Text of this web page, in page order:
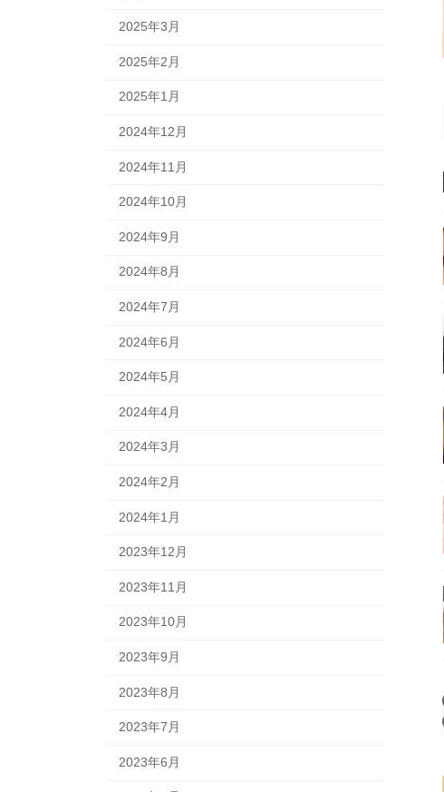
2025年3月
2025年2月
2025年1月
2024年12月
2024年11月
2024年10月
2024年9月
2024年8月
2024年7月
2024年6月
2024年5月
2024年4月
2024年3月
2024年2月
2024年1月
2023年12月
2023年11月
2023年10月
2023年9月
2023年8月
2023年7月
2023年6月